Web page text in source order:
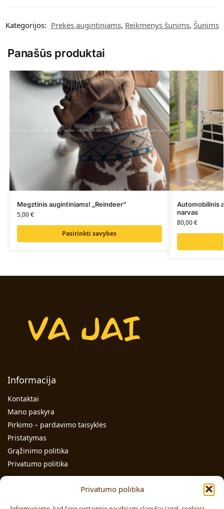
Privatumo politika
Kategorijos: Prekės augintiniams, Reikmenys šunims, Šunims
Panašūs produktai
Megztinis augintiniams! „Reindeer”
5,00€
Pasirinkti savybes
Automobilinis
narvas
80,00€
Informacija
Kontaktai
Mano paskyra
Pirkimo – pardavimo taisyklės
Pristatymas
Grąžinimo politika
Privatumo politika
Individualios veiklos pažymos Nr.: 991331